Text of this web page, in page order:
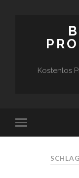
Kostenlos